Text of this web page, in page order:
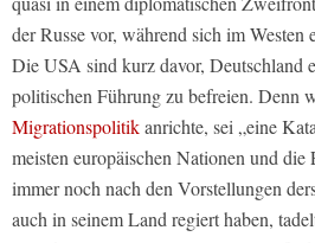
der Russe vor, während sich im
Die USA sind kurz davor, Deutschland
politischen Führung zu befreien. Denn
Migrationspolitikanrichte, sei „eine
meisten europäischen Nationen und
immer noch nach den Vorstellungen
auch in seinem Land regiert haben,